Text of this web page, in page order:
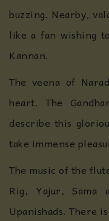
buzzing. Nearby,
like a fan wishing
Kannan.
The veena of
heart. The
describe this
take immense
The music of the
Rig, Yajur, Sama
Upanishads. There